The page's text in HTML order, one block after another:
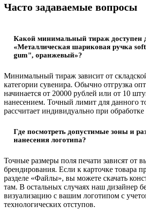
Часто задаваемые вопросы
Какой минимальный тираж доступен
«Металлическая шариковая ручка
gum", оранжевый»?
Минимальный тираж зависит от
категории сувенира. Обычно отгрузка
начинается от 20000 рублей или от 10
нанесением. Точный лимит для данного
рассчитает индивидуально при обработке
Где посмотреть допустимые зоны и
нанесения логотипа?
Точные размеры поля печати зависят от
брендирования. Если к карточке товара
разделе «Файлы», вы можете скачать
там. В остальных случаях наш дизайнер
визуализацию с вашим логотипом с
технологических отступов.